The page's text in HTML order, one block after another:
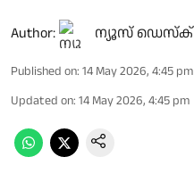
Author: ന്യൂസ് ഡെസ്ക്
Published on: 14 May 2026, 4:45 pm
Updated on: 14 May 2026, 4:45 pm